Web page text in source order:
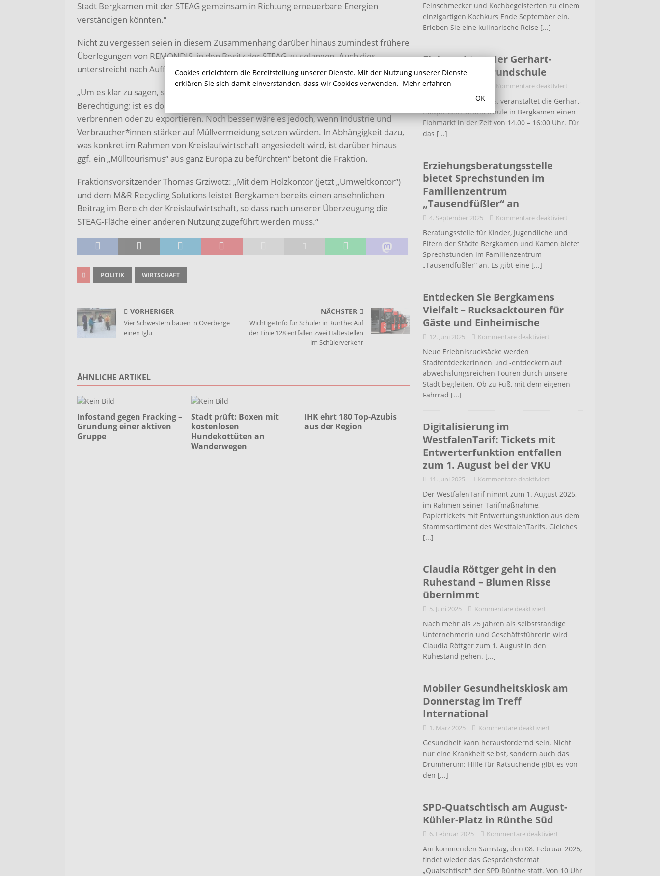
Stadt Bergkamen mit der STEAG gemeinsam in Richtung erneuerbare Energien
verständigen könnten.“
Nicht zu vergessen seien in diesem Zusammenhang darüber hinaus zumindest frühere
Überlegungen von REMONDIS, in den Besitz der STEAG zu gelangen. Auch dies
unterstreicht nach Auffassung der Grünen den dringenden Handlungsbedarf.
„Um es klar zu sagen, solange Müll produziert wird, hat auch die Kreislaufwirtschaft ihre
Berechtigung; ist es doch besser Abfälle zu recyceln, als sie zu deponieren, zu
verbrennen oder zu exportieren. Noch besser wäre es jedoch, wenn Industrie und
Verbraucher*innen stärker auf Müllvermeidung setzen würden. In Abhängigkeit dazu,
was konkret im Rahmen von Kreislaufwirtschaft angesiedelt wird, ist darüber hinaus
ggf. ein „Mülltourismus“ aus ganz Europa zu befürchten“ betont die Fraktion.
Fraktionsvorsitzender Thomas Grziwotz: „Mit dem Holzkontor (jetzt „Umweltkontor“)
und dem M&R Recycling Solutions leistet Bergkamen bereits einen ansehnlichen
Beitrag im Bereich der Kreislaufwirtschaft, so dass nach unserer Überzeugung die
STEAG-Fläche einer anderen Nutzung zugeführt werden muss.“
POLITIK WIRTSCHAFT
VORHERIGER
Vier Schwestern bauen in Overberge
einen Iglu
NÄCHSTER
Wichtige Info für Schüler in Rünthe: Auf
der Linie 128 entfallen zwei Haltestellen
im Schülerverkehr
ÄHNLICHE ARTIKEL
Infostand gegen Fracking –
Gründung einer aktiven
Gruppe
Stadt prüft: Boxen mit
kostenlosen
Hundekottüten an
Wanderwegen
IHK ehrt 180 Top-Azubis
aus der Region
Feinschmecker und Kochbegeisterten zu einem
einzigartigen Kochkurs Ende September ein.
Erleben Sie eine kulinarische Reise [...]
Flohmarkt an der Gerhart-
Hauptmann-Grundschule
9. September 2025 Kommentare deaktiviert
Am Freitag, 26.09.2025, veranstaltet die Gerhart-
Hauptmann-Grundschule in Bergkamen einen
Flohmarkt in der Zeit von 14.00 – 16:00 Uhr. Für
das [...]
Erziehungsberatungsstelle
bietet Sprechstunden im
Familienzentrum
„Tausendfüßler“ an
4. September 2025 Kommentare deaktiviert
Beratungsstelle für Kinder, Jugendliche und
Eltern der Städte Bergkamen und Kamen bietet
Sprechstunden im Familienzentrum
„Tausendfüßler“ an. Es gibt eine [...]
Entdecken Sie Bergkamens
Vielfalt – Rucksacktouren für
Gäste und Einheimische
12. Juni 2025 Kommentare deaktiviert
Neue Erlebnisrucksäcke werden
Stadtentdeckerinnen und -entdeckern auf
abwechslungsreichen Touren durch unsere
Stadt begleiten. Ob zu Fuß, mit dem eigenen
Fahrrad [...]
Digitalisierung im
WestfalenTarif: Tickets mit
Entwerterfunktion entfallen
zum 1. August bei der VKU
11. Juni 2025 Kommentare deaktiviert
Der WestfalenTarif nimmt zum 1. August 2025,
im Rahmen seiner Tarifmaßnahme,
Papiertickets mit Entwertungsfunktion aus dem
Stammsortiment des WestfalenTarifs. Gleiches
[...]
Claudia Röttger geht in den
Ruhestand – Blumen Risse
übernimmt
5. Juni 2025 Kommentare deaktiviert
Nach mehr als 25 Jahren als selbstständige
Unternehmerin und Geschäftsführerin wird
Claudia Röttger zum 1. August in den
Ruhestand gehen. [...]
Mobiler Gesundheitskiosk am
Donnerstag im Treff
International
1. März 2025 Kommentare deaktiviert
Gesundheit kann herausfordernd sein. Nicht
nur eine Krankheit selbst, sondern auch das
Drumherum: Hilfe für Ratsuchende gibt es von
den [...]
SPD-Quatschtisch am August-
Kühler-Platz in Rünthe Süd
6. Februar 2025 Kommentare deaktiviert
Am kommenden Samstag, den 08. Februar 2025,
findet wieder das Gesprächsformat
„Quatschtisch“ der SPD Rünthe statt. Von 10 Uhr
Cookies erleichtern die Bereitstellung unserer Dienste. Mit der Nutzung unserer Dienste
erklären Sie sich damit einverstanden, dass wir Cookies verwenden. Mehr erfahren
OK